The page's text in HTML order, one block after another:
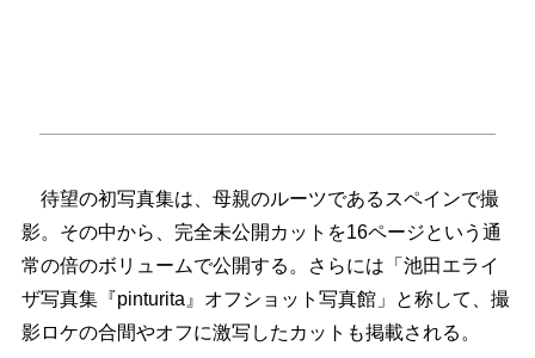
待望の初写真集は、母親のルーツであるスペインで撮
影。その中から、完全未公開カットを16ページという通
常の倍のボリュームで公開する。さらには「池田エライ
ザ写真集『pinturita』オフショット写真館」と称して、撮
影ロケの合間やオフに激写したカットも掲載される。